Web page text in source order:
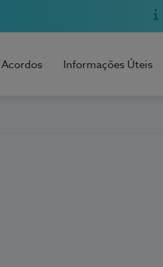
Acordos Informações Úteis